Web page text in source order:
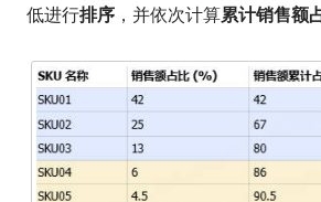
低进行排序 ，并依次计算累计销售额